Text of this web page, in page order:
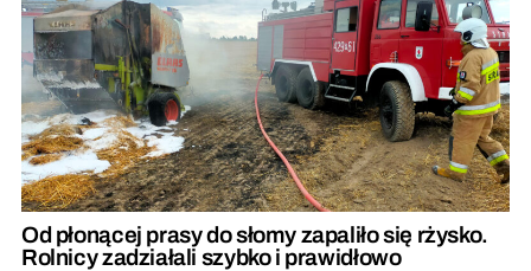
Od płonącej prasy do słomy zapaliło się rżysko.
Rolnicy zadziałali szybko i prawidłowo